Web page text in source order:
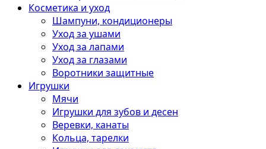
Косметика и уход
Шампуни, кондиционеры
Уход за ушами
Уход за лапами
Уход за глазами
Воротники защитные
Игрушки
Мячи
Игрушки для зубов и десен
Веревки, канаты
Кольца, тарелки